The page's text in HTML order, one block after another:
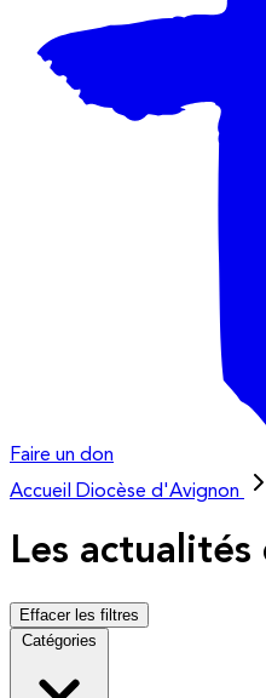
Faire un don
Accueil
Diocèse d'Avignon
Les actualités
Effacer les filtres
Catégories